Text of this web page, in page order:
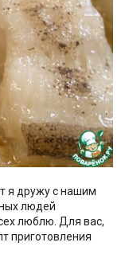
я дружу с нашим
людей
люблю. Для вас,
приготовления